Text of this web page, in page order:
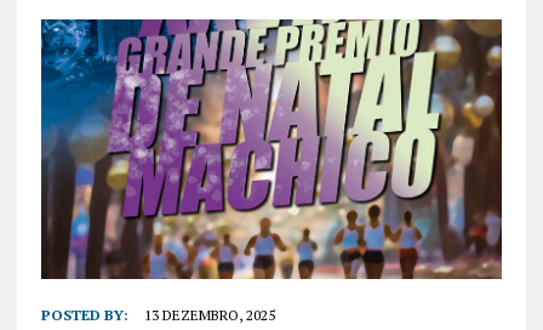
POSTED BY: 13 DEZEMBRO, 2025